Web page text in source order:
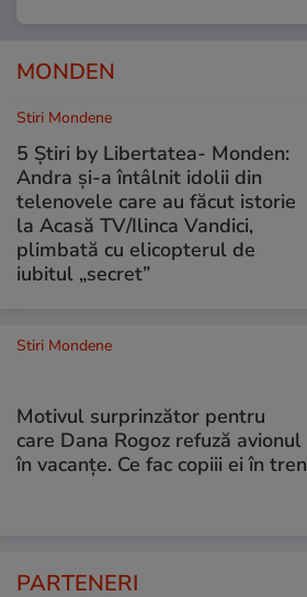
MONDEN
Stiri Mondene
5 Știri by Libertatea- Monden:
Andra și-a întâlnit idolii din
telenovele care au făcut istorie
la Acasă TV/Ilinca Vandici,
plimbată cu elicopterul de
iubitul „secret”
Stiri Mondene
Motivul surprinzător pentru
care Dana Rogoz refuză avionul
în vacanțe. Ce fac copiii ei în tren
PARTENERI